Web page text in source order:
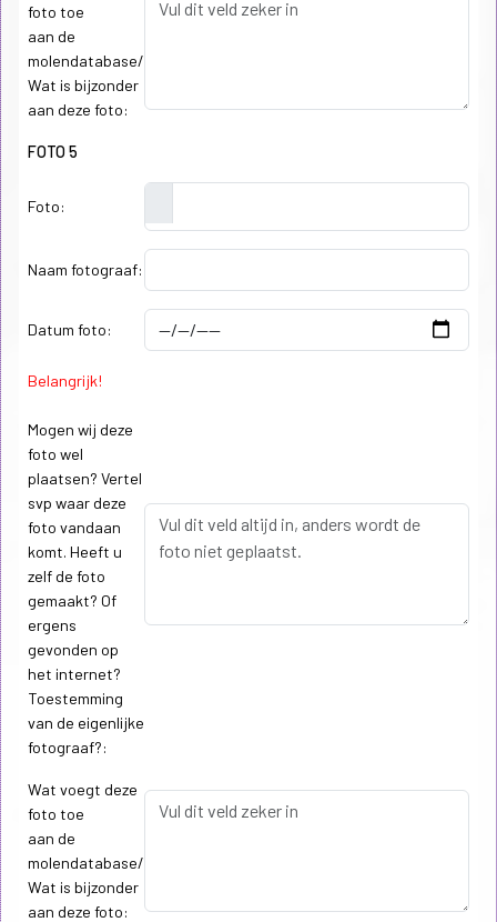
foto toe
aan de
molendatabase/
Wat is bijzonder
aan deze foto:
FOTO 5
Foto:
Naam fotograaf:
Datum foto:
Belangrijk!
Mogen wij deze
foto wel
plaatsen? Vertel
svp waar deze
foto vandaan
komt. Heeft u
zelf de foto
gemaakt? Of
ergens
gevonden op
het internet?
Toestemming
van de eigenlijke
fotograaf?:
Wat voegt deze
foto toe
aan de
molendatabase/
Wat is bijzonder
aan deze foto: